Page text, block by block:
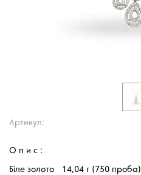
Артикул:
Опис:
Біле золото
14,04 г (750 проба)